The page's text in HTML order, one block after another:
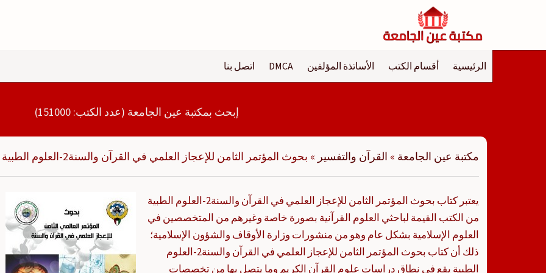
الرئيسية أقسام الكتب الأساتذة المؤلفين DMCA اتصل بنا
إبحث بمكتبة عين الجامعة (عدد الكتب: 151000)
مكتبة عين الجامعة » القرآن والتفسير » بحوث المؤتمر الثامن للإعجاز العلمي في القرآن والسنة2-العلوم الطبية
يعتبر كتاب بحوث المؤتمر الثامن للإعجاز العلمي في القرآن والسنة2-العلوم الطبية
من الكتب القيمة لباحثي العلوم القرآنية بصورة خاصة وغيرهم من المتخصصين في
العلوم الإسلامية بشكل عام وهو من منشورات وزارة الأوقاف والشؤون الإسلامية؛
ذلك أن كتاب بحوث المؤتمر الثامن للإعجاز العلمي في القرآن والسنة2-العلوم
الطبية يقع في نطاق دراسات علوم القرآن الكريم وما يتصل بها من تخصصات